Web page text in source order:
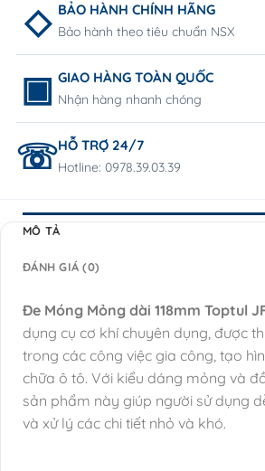
BẢO HÀNH CHÍNH HÃNG
Bảo hành theo tiêu chuẩn NSX
GIAO HÀNG TOÀN QUỐC
Nhận hàng nhanh chóng
HỖ TRỢ 24/7
Hotline: 0978.39.03.39
MÔ TẢ
ĐÁNH GIÁ (0)
Đe Móng Mỏng dài 118mm Toptul
dụng cụ cơ khí chuyên dụng, được
trong các công việc gia công, tạo
chữa ô tô. Với kiểu dáng mỏng và
sản phẩm này giúp người sử dụng
và xử lý các chi tiết nhỏ và khó.